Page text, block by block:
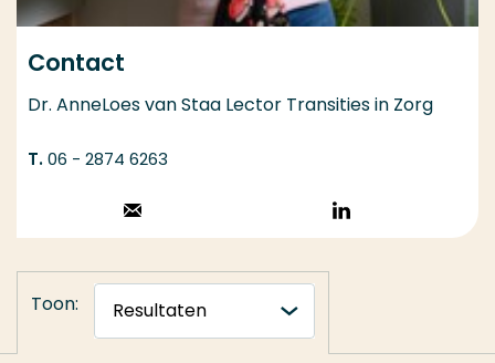
Contact
Dr. AnneLoes van Staa Lector Transities in Zorg
06 - 2874 6263
Stuur een email
Volg op
LinkedIn
Toon: